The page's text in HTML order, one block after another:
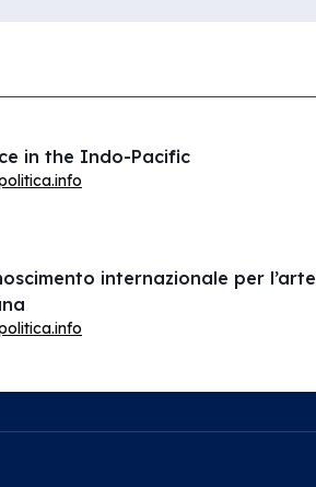
in the Indo-Pacific
internazionale per l’arte